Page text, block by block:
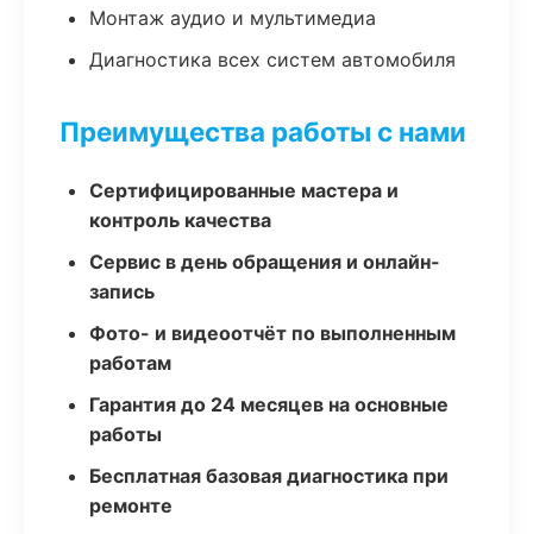
Монтаж аудио и мультимедиа
Диагностика всех систем автомобиля
Преимущества работы с нами
Сертифицированные мастера и
контроль качества
Сервис в день обращения и онлайн-
запись
Фото- и видеоотчёт по выполненным
работам
Гарантия до 24 месяцев на основные
работы
Бесплатная базовая диагностика при
ремонте